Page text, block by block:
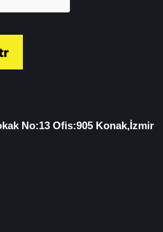
No:13 Ofis:905 Konak,İzmir